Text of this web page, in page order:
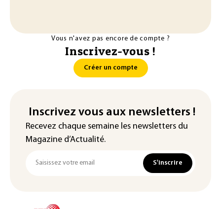
Vous n'avez pas encore de compte ?
Inscrivez-vous !
Créer un compte
Inscrivez vous aux newsletters !
Recevez chaque semaine les newsletters du
Magazine d’Actualité.
S'inscrire